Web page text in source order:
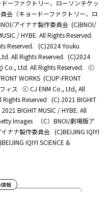
ーファクトリー、ローソンチケッ
会（キョードーファクトリー、ロ
アイナナ製作委員会 (C)BNOI/
/ HYBE. All Rights Reserved.
Reserved. (C)2024 Youku
All Rights Reserved. (C)2024
Ltd. All Rights Reserved. ⓒ
WORKS (C)UP-FRONT
ィス
ⓒ CJ ENM Co., Ltd, All
Reserved (C) 2021 BIGHIT
2021 BIGHIT MUSIC / HYBE. All
Images
（C）BNOI/劇場版ア
イナナ製作委員会 (C)BEIJING IQIYI
IQIYI SCIENCE &
報